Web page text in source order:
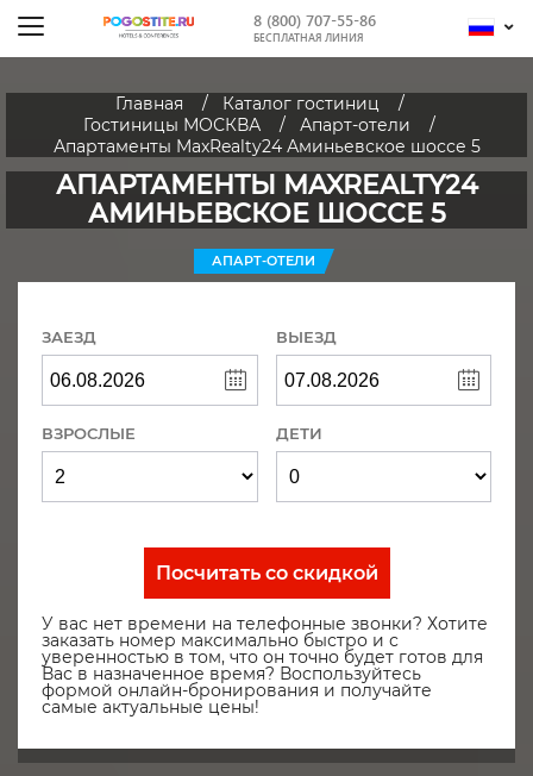
8 (800) 707-55-86
БЕСПЛАТНАЯ ЛИНИЯ
Главная
Каталог гостиниц
Гостиницы МОСКВА
Апарт-отели
Апартаменты MaxRealty24 Аминьевское шоссе 5
АПАРТАМЕНТЫ MAXREALTY24
АМИНЬЕВСКОЕ ШОССЕ 5
АПАРТ-ОТЕЛИ
ЗАЕЗД ВЫЕЗД
ВЗРОСЛЫЕ ДЕТИ
Посчитать со скидкой
У вас нет времени на телефонные звонки? Хотите
заказать номер максимально быстро и с
уверенностью в том, что он точно будет готов для
Вас в назначенное время? Воспользуйтесь
формой онлайн-бронирования и получайте
самые актуальные цены!